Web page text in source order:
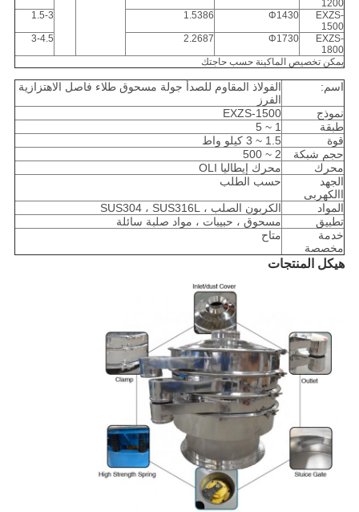
1200
EXZS-
1500
Φ1430
1.5386
1.5-3
EXZS-
1800
Φ1730
2.2687
3-4.5
يمكن تخصيص الماكينة حسب حاجتك
اسم:
الفولاذ المقاوم للصدأ جولة مسحوق طلاء فاصل الاهتزازية
الفرز
نموذج
EXZS-1500
طبقة
1 ~ 5
قوة
1.5 ~ 3 كيلو واط
حجم شبكة
2 ~ 500
محرك
محرك إيطاليا OLI
الجهد
االكهربى
حسب الطلب
المواد
الكربون الصلب ، SUS304 ، SUS316L
تطبيق
مسحوق ، حبيبات ، مواد صلبة سائلة
خدمة
مخصصة
متاح
هيكل المنتجات